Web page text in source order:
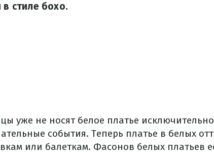
стиле бохо.
уже не носят белое платье
события. Теперь платье в белых
или балеткам. Фасонов белых платьев